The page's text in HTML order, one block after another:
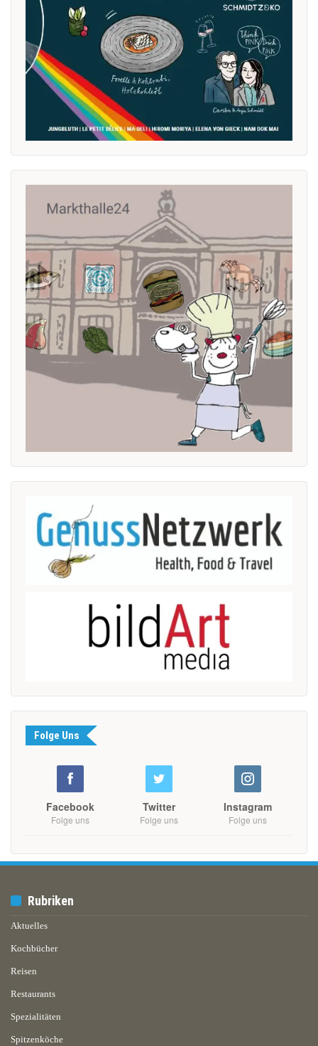
Folge Uns
Facebook
Folge uns
Twitter
Folge uns
Instagram
Folge uns
Rubriken
Aktuelles
Kochbücher
Reisen
Restaurants
Spezialitäten
Spitzenköche